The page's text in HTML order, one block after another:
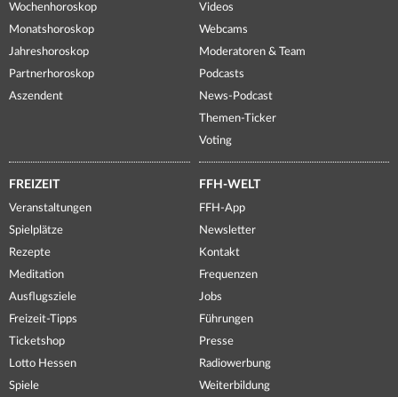
Wochenhoroskop
Monatshoroskop
Jahreshoroskop
Partnerhoroskop
Aszendent
Videos
Webcams
Moderatoren & Team
Podcasts
News-Podcast
Themen-Ticker
Voting
FREIZEIT
Veranstaltungen
Spielplätze
Rezepte
Meditation
Ausflugsziele
Freizeit-Tipps
Ticketshop
Lotto Hessen
Spiele
FFH-WELT
FFH-App
Newsletter
Kontakt
Frequenzen
Jobs
Führungen
Presse
Radiowerbung
Weiterbildung